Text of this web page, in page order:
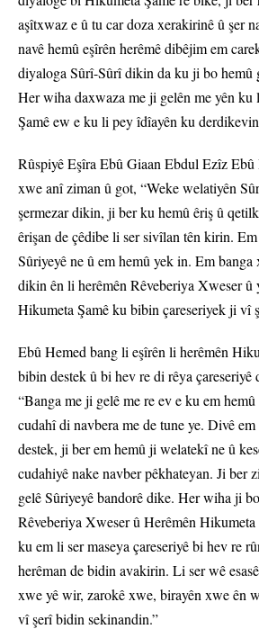
aşîtxwaz e û tu car doza xerakirinê û şer
navê hemû eşîrên herêmê dibêjim em
diyaloga Sûrî-Sûrî dikin da ku ji bo hemû
Her wiha daxwaza me ji gelên me yên
Şamê ew e ku li pey îdîayên ku
Rûspiyê Eşîra Ebû Giaan Ebdul Ezîz
xwe anî ziman û got, “Weke welatiyên
şermezar dikin, ji ber ku hemû êriş û
êrişan de çêdibe li ser sivîlan tên kirin.
Sûriyeyê ne û em hemû yek in. Em
dikin ên li herêmên Rêveberiya Xweser û
Hikumeta Şamê ku bibin çareseriyek ji vî
Ebû Hemed bang li eşîrên li herêmên
bibin destek û bi hev re di rêya çareseriyê
“Banga me ji gelê me re ev e ku em
cudahî di navbera me de tune ye. Divê
destek, ji ber em hemû ji welatekî ne û
cudahiyê nake navber pêkhateyan. Ji ber
gelê Sûriyeyê bandorê dike. Her wiha ji
Rêveberiya Xweser û Herêmên
ku em li ser maseya çareseriyê bi hev re
herêman de bidin avakirin. Li ser wê
xwe yê wir, zarokê xwe, birayên xwe ên
vî şerî bidin sekinandin.”